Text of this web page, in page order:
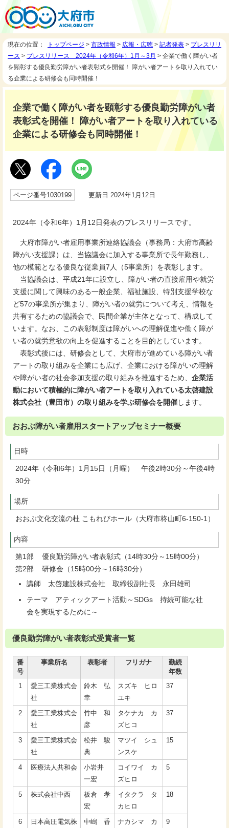
現在の位置： トップページ > 市政情報 > 広報・広聴 > 記者発表 > プレスリリ
ース > プレスリリース 2024年（令和6年）1月～3月 > 企業で働く障がい者
を顕彰する優良勤労障がい者表彰式を開催！ 障がい者アートを取り入れてい
る企業による研修会も同時開催！
企業で働く障がい者を顕彰する優良勤労障がい者
表彰式を開催！ 障がい者アートを取り入れている
企業による研修会も同時開催！
ページ番号1030199 更新日 2024年1月12日
2024年（令和6年）1月12日発表のプレスリリースです。
大府市障がい者雇用事業所連絡協議会（事務局：大府市高齢
障がい支援課）は、当協議会に加入する事業所で長年勤務し、
他の模範となる優良な従業員7人（5事業所）を表彰します。
当協議会は、平成21年に設立し、障がい者の直接雇用や就労
支援に関して興味のある一般企業、福祉施設、特別支援学校な
ど57の事業所が集まり、障がい者の就労について考え、情報を
共有するための協議会で、民間企業が主体となって、構成して
います。なお、この表彰制度は障がいへの理解促進や働く障が
い者の就労意欲の向上を促進することを目的としています。
表彰式後には、研修会として、大府市が進めている障がい者
アートの取り組みを企業にも広げ、企業における障がいの理解
や障がい者の社会参加支援の取り組みを推進するため、 企業活
動において積極的に障がい者アートを取り入れている太啓建設
株式会社（豊田市）の取り組みを学ぶ研修会を開催 します。
おおぶ障がい者雇用スタートアップセミナー概要
日時
2024年（令和6年）1月15日（月曜） 午後2時30分～午後4時
30分
場所
おおぶ文化交流の杜 こもれびホール（大府市柊山町6-150-1）
内容
第1部 優良勤労障がい者表彰式（14時30分～15時00分）
第2部 研修会（15時00分～16時30分）
講師 太啓建設株式会社 取締役副社長 永田雄司
テーマ アティックアート活動～SDGs 持続可能な社
会を実現するために～
優良勤労障がい者表彰式受賞者一覧
番
号
事業所名 表彰者 フリガナ
勤続
年数
1
愛三工業株式会
社
鈴木 弘
幸
スズキ ヒロ
ユキ
37
2
愛三工業株式会
社
竹中 和
彦
タケナカ カ
ズヒコ
37
3
愛三工業株式会
社
松井 駿
典
マツイ シュ
ンスケ
15
4 医療法人共和会
小岩井
一宏
コイワイ カ
ズヒロ
5
5 株式会社中西
板倉 孝
宏
イタクラ タ
カヒロ
18
6
日本高圧電気株
中嶋 香
ナカシマ カ
9